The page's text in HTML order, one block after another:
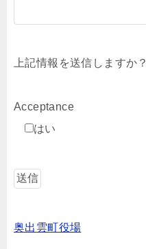
上記情報を送信しますか？
Acceptance
はい
奥出雲町役場